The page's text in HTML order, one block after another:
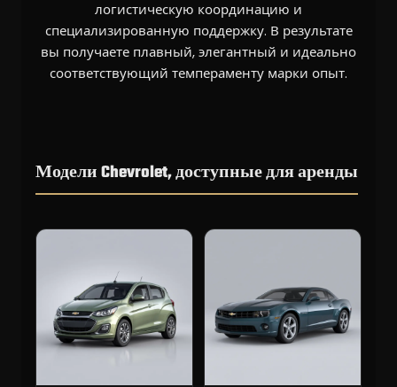
логистическую координацию и
специализированную поддержку. В результате
вы получаете плавный, элегантный и идеально
соответствующий темпераменту марки опыт.
Модели Chevrolet, доступные для аренды